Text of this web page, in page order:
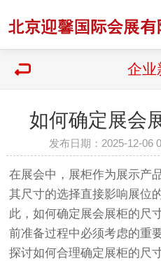
企业
如何确定展会
发布日期：2025-12-
在展会中，展柜作为展示产
其尺寸的选择直接影响展位
此，如何确定展会展柜的尺
前准备过程中必须考虑的重
探讨如何合理确定展柜的尺